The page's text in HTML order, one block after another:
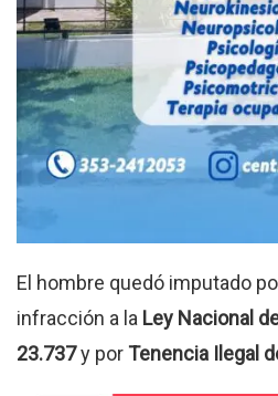
El hombre quedó imputado
infracción a la Ley Nacional
23.737y por Tenencia Ilegal